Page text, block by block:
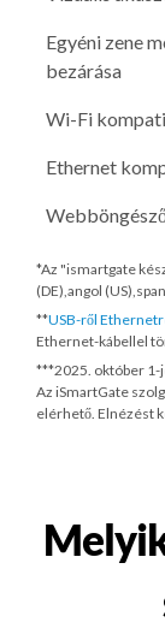
Egyéni zene
bezárása
Wi-Fi
Ethernet
*Az "ismartgate
(DE),angol
**USB-ről
Ethernet-kábellel
***2025. október 1-
Az iSmartGate
elérhető. Elnézést